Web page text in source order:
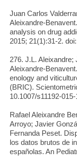
Juan Carlos
Aleixandre-
analysis on drug
2015; 21(1):31-2.
276. J.L. Aleixandre;
Aleixandre-
enology and
(BRIC).
10.1007/s11192-
Rafael Aleixandre
Arroyo; Javier
Fernanda Peset.
los datos brutos de
españolas. An